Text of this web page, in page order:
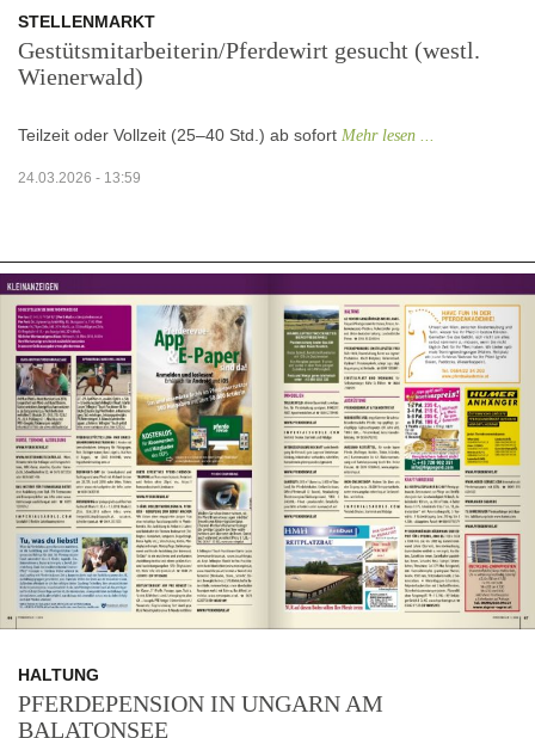
STELLENMARKT
Gestütsmitarbeiterin/Pferdewirt gesucht (westl.
Wienerwald)
Teilzeit oder Vollzeit (25–40 Std.) ab sofort Mehr lesen ...
24.03.2026 - 13:59
HALTUNG
PFERDEPENSION IN UNGARN AM
BALATONSEE